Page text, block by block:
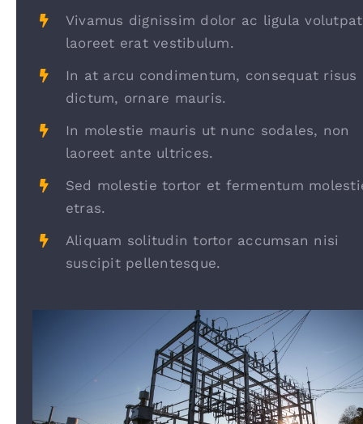
Vivamus dignissim dolor ac ligula
laoreet erat vestibulum.
In at arcu condimentum, consequat risus
dictum, ornare mauris.
In molestie mauris ut nunc sodales, non
laoreet ante ultrices.
Sed molestie tortor et fermentum
etras.
Aliquam solitudin tortor accumsan nisi
suscipit pellentesque.